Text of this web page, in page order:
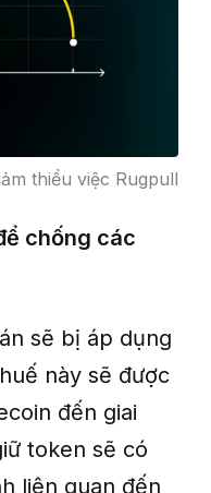
thiểu việc Rugpull
chống các
sẽ bị áp dụng
này sẽ được
đến giai
token sẽ có
liên quan đến